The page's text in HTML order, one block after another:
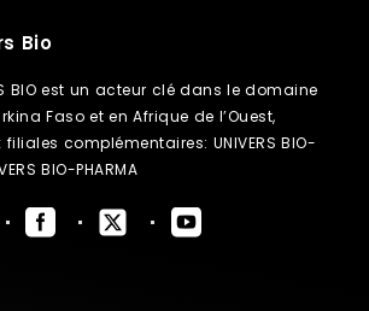
Bio
BIO est un acteur clé dans le domaine
Faso et en Afrique de l’Ouest,
complémentaires: UNIVERS BIO-
BIO-PHARMA